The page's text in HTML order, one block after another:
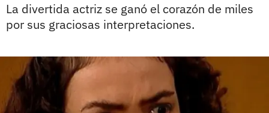
La divertida actriz se ganó el corazón de miles
por sus graciosas interpretaciones.